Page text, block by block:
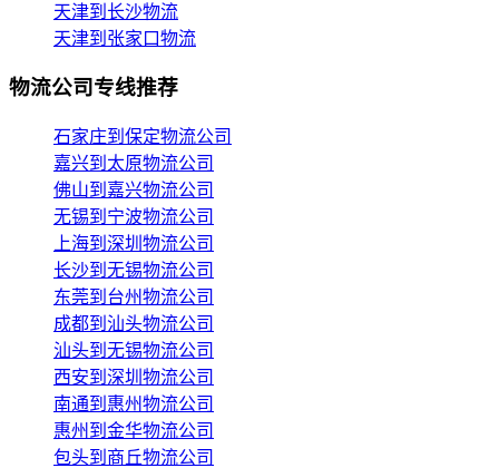
天津到长沙物流
天津到张家口物流
物流公司专线推荐
石家庄到保定物流公司
嘉兴到太原物流公司
佛山到嘉兴物流公司
无锡到宁波物流公司
上海到深圳物流公司
长沙到无锡物流公司
东莞到台州物流公司
成都到汕头物流公司
汕头到无锡物流公司
西安到深圳物流公司
南通到惠州物流公司
惠州到金华物流公司
包头到商丘物流公司